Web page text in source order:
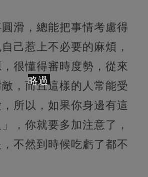
滑，總能把事情考慮得
己惹上不必要的麻煩，
很懂得審時度勢，從來
，而且這樣的人常能受
所以，如果你身邊有這
，你就要多加注意了，
不然到時候吃虧了都不
略過